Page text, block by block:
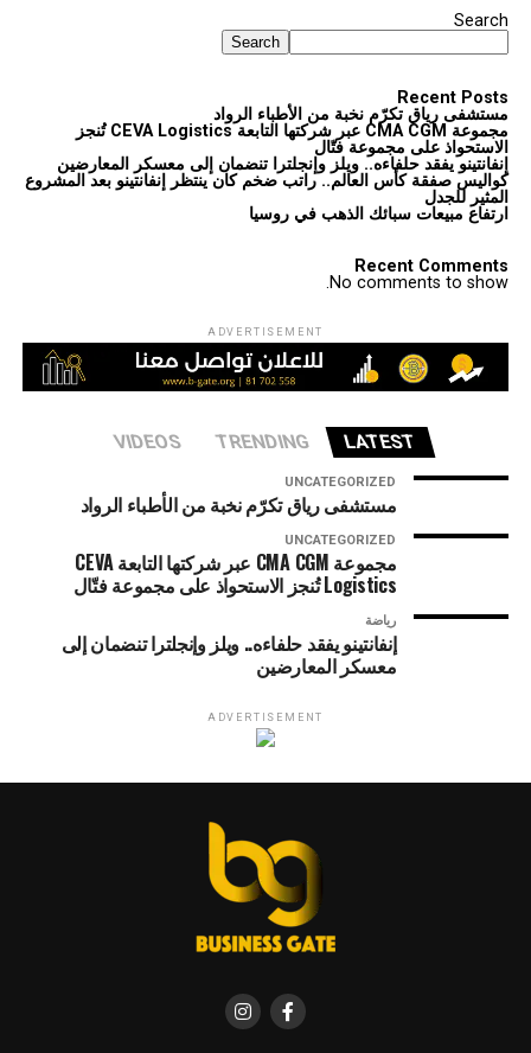
Search
Search
Recent Posts
مستشفى رياق تكرّم نخبة من الأطباء الرواد
مجموعة CMA CGM عبر شركتها التابعة CEVA Logistics تُنجز
الاستحواذ على مجموعة فتّال
إنفانتينو يفقد حلفاءه.. ويلز وإنجلترا تنضمان إلى معسكر المعارضين
كواليس صفقة كأس العالم.. راتب ضخم كان ينتظر إنفانتينو بعد المشروع
المثير للجدل
ارتفاع مبيعات سبائك الذهب في روسيا
Recent Comments
No comments to show.
ADVERTISEMENT
LATEST
TRENDING
VIDEOS
UNCATEGORIZED
مستشفى رياق تكرّم نخبة من الأطباء الرواد
UNCATEGORIZED
مجموعة CMA CGM عبر شركتها التابعة CEVA
Logistics تُنجز الاستحواذ على مجموعة فتّال
رياضة
إنفانتينو يفقد حلفاءه.. ويلز وإنجلترا تنضمان إلى
معسكر المعارضين
ADVERTISEMENT